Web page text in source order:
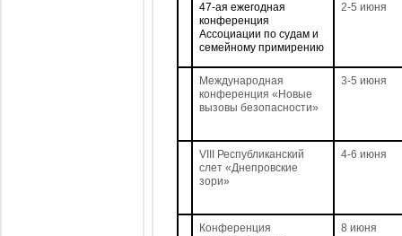
47-ая ежегодная
конференция
Ассоциации по судам и
семейному примирению
2-5 июня
Международная
конференция « Новые
вызовы безопасности»
3-5 июня
VIII Республиканский
слет «Днепровские
зори»
4-6 июня
Конференция
8 июня